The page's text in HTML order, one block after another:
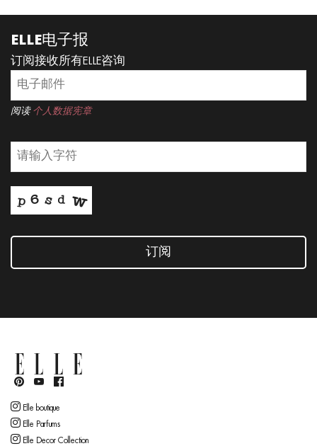
ELLE电子报
订阅接收所有ELLE咨询
阅读 个人数据宪章
订阅
Elle boutique
Elle Parfums
Elle Decor Collection